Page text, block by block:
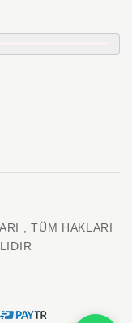
, TÜM HAKLARI